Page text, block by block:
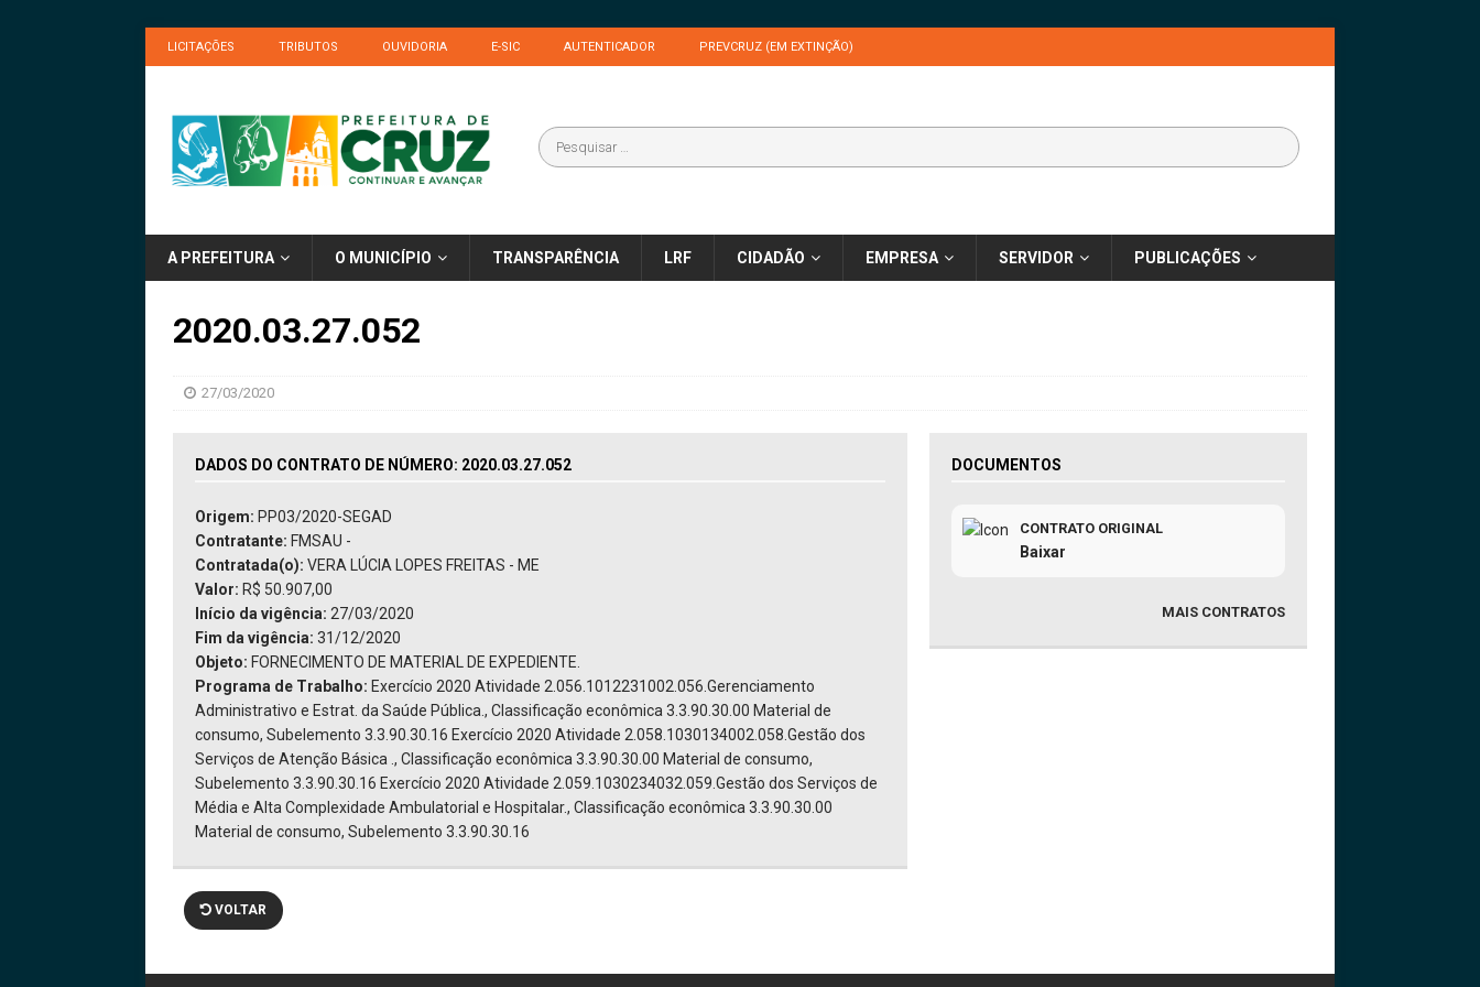
LICITAÇÕES TRIBUTOS OUVIDORIA E-SIC AUTENTICADOR PREVCRUZ (EM EXTINÇÃO)
A PREFEITURA O MUNICÍPIO TRANSPARÊNCIA LRF CIDADÃO EMPRESA SERVIDOR PUBLICAÇÕES
2020.03.27.052
27/03/2020
DADOS DO CONTRATO DE NÚMERO: 2020.03.27.052
Origem: PP03/2020-SEGAD
Contratante: FMSAU -
Contratada(o): VERA LÚCIA LOPES FREITAS - ME
Valor: R$ 50.907,00
Início da vigência: 27/03/2020
Fim da vigência: 31/12/2020
Objeto: FORNECIMENTO DE MATERIAL DE EXPEDIENTE.
Programa de Trabalho: Exercício 2020 Atividade 2.056.1012231002.056.Gerenciamento
Administrativo e Estrat. da Saúde Pública., Classificação econômica 3.3.90.30.00 Material de
consumo, Subelemento 3.3.90.30.16 Exercício 2020 Atividade 2.058.1030134002.058.Gestão dos
Serviços de Atenção Básica ., Classificação econômica 3.3.90.30.00 Material de consumo,
Subelemento 3.3.90.30.16 Exercício 2020 Atividade 2.059.1030234032.059.Gestão dos Serviços de
Média e Alta Complexidade Ambulatorial e Hospitalar., Classificação econômica 3.3.90.30.00
Material de consumo, Subelemento 3.3.90.30.16
DOCUMENTOS
CONTRATO ORIGINAL
Baixar
MAIS CONTRATOS
VOLTAR